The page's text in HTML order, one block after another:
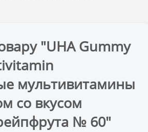
"UHA Gummy
мультивитамины
со вкусом
№ 60"